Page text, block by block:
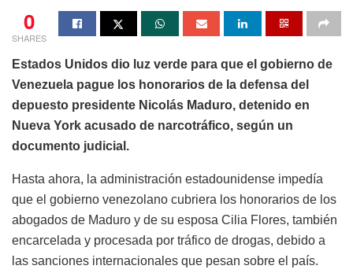
0
SHARES
Estados Unidos dio luz verde para que el gobierno de
Venezuela pague los honorarios de la defensa del
depuesto presidente Nicolás Maduro, detenido en
Nueva York acusado de narcotráfico, según un
documento judicial.
Hasta ahora, la administración estadounidense impedía
que el gobierno venezolano cubriera los honorarios de los
abogados de Maduro y de su esposa Cilia Flores, también
encarcelada y procesada por tráfico de drogas, debido a
las sanciones internacionales que pesan sobre el país.